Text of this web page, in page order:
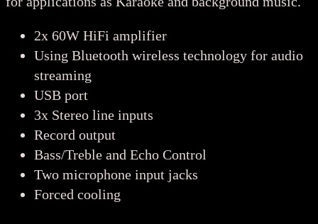
2x 60W HiFi amplifier
Using Bluetooth wireless technology for audio
streaming
USB port
3x Stereo line inputs
Record output
Bass/Treble and Echo Control
Two microphone input jacks
Forced cooling